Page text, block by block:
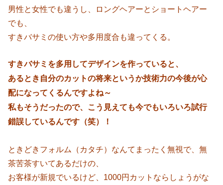
男性と女性でも違うし、ロングヘアーとショートヘアー
でも、
すきバサミの使い方や多用度合も違ってくる。
すきバサミを多用してデザインを作っていると、
あるとき自分のカットの将来というか技術力の今後が心
配になってくるんですよね～
私もそうだったので、こう見えても今でもいろいろ試行
錯誤しているんです（笑）！
ときどきフォルム（カタチ）なんてまったく無視で、無
茶苦茶すいてあるだけの、
お客様が新規でいるけど、1000円カットならしょうがな